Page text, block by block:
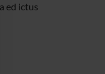
ed ictus